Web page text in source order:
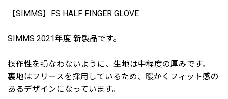
【SIMMS】FS HALF FINGER GLOVE
SIMMS 2021年度 新製品です。
操作性を損なわないように、生地は中程度の厚みです。
裏地はフリースを採用しているため、暖かくフィット感の
あるデザインになっています。